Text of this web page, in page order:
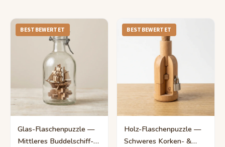
BESTBEWERTET
Glas-Flaschenpuzzle —
Mittleres Buddelschiff-
BESTBEWERTET
Holz-Flaschenpuzzle —
Schweres Korken- &